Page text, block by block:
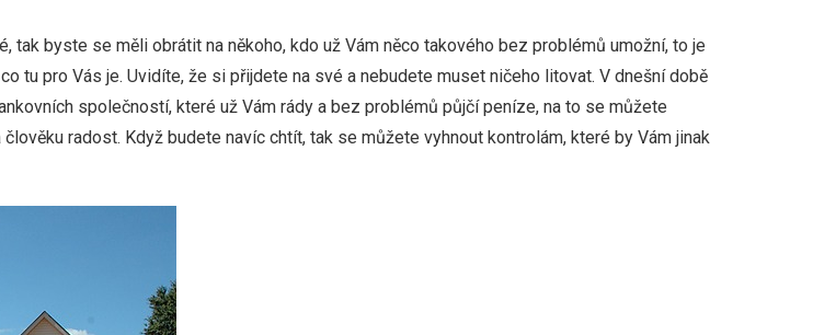
byste se měli obrátit na někoho, kdo už Vám něco takového bez problémů umožní, to je
tu pro Vás je. Uvidíte, že si přijdete na své a nebudete muset ničeho litovat. V dnešní době
společností, které už Vám rády a bez problémů půjčí peníze, na to se můžete
radost. Když budete navíc chtít, tak se můžete vyhnout kontrolám, které by Vám jinak